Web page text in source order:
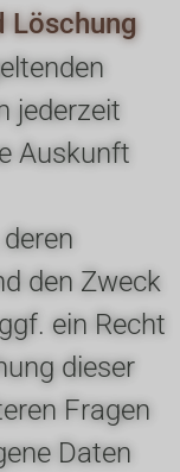
Löschung
jederzeit
Auskunft
den Zweck
ein Recht
dieser
Fragen
Daten